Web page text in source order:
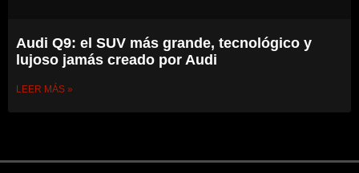
Audi Q9: el SUV más grande, tecnológico y
lujoso jamás creado por Audi
LEER MÁS »